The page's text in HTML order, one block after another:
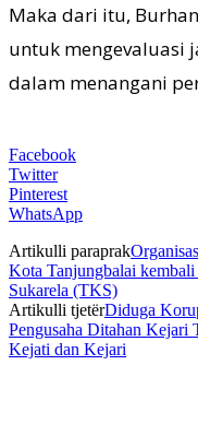
Maka dari itu,
untuk mengevaluasi
dalam menangani
Facebook
Twitter
Pinterest
WhatsApp
Artikulli paraprak
Kota Tanjungbalai kembali
Sukarela (TKS)
Artikulli tjetërDiduga
Pengusaha Ditahan Kejari
Kejati dan Kejari